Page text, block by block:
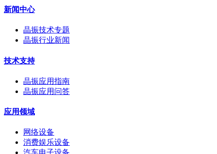
新闻中心
晶振技术专题
晶振行业新闻
技术支持
晶振应用指南
晶振应用问答
应用领域
网络设备
消费娱乐设备